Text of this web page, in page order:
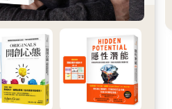
，顯得你更愛發牢騷。就算你忍
士之後再抱怨，至少不要在會議
就能走遍天下。要知道，在開會
才是最重要的。別人發言時，就